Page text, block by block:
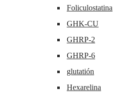
Foliculostatina
GHK-CU
GHRP-2
GHRP-6
glutatión
Hexarelina